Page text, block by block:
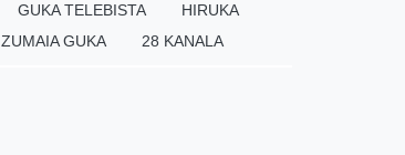
GUKA TELEBISTA
HIRUKA
ZUMAIA GUKA 28 KANALA